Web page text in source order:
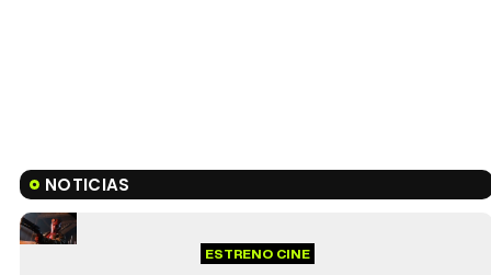
NOTICIAS
ESTRENO CINE